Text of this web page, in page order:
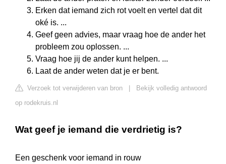
Erken dat iemand zich rot voelt en vertel dat dit
oké is. ...
Geef geen advies, maar vraag hoe de ander het
probleem zou oplossen. ...
Vraag hoe jij de ander kunt helpen. ...
Laat de ander weten dat je er bent.
Verzoek tot verwijderen van bron
Bekijk volledig antwoord
op rodekruis.nl
Wat geef je iemand die verdrietig is?
Een geschenk voor iemand in rouw